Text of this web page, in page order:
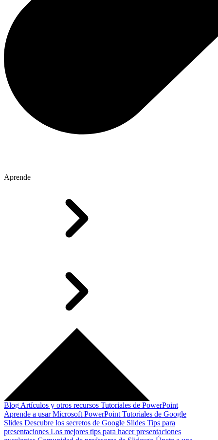
Aprende
Blog Artículos y otros recursos Tutoriales de PowerPoint
Aprende a usar Microsoft PowerPoint Tutoriales de Google
Slides Descubre los secretos de Google Slides Tips para
presentaciones Los mejores tips para hacer presentaciones